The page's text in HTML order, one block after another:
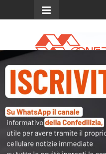
Menu
Ris.
(plusvalenza
immobile)